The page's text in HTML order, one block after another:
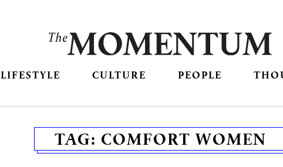
LIFESTYLE CULTURE PEOPLE
TAG: COMFORT WOMEN